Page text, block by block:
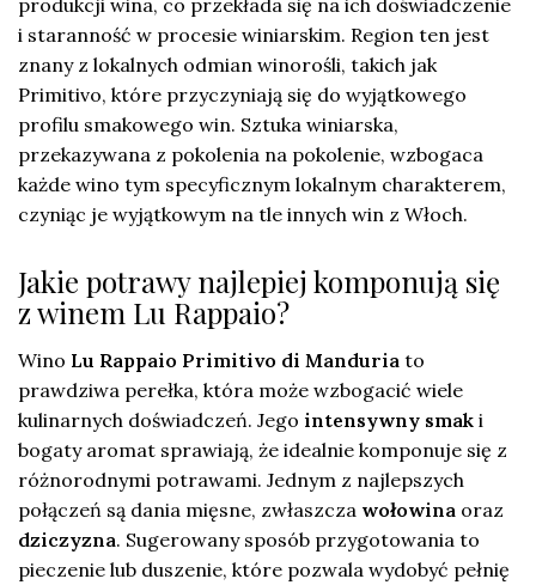
i staranność w procesie winiarskim. Region ten jest
znany z lokalnych odmian winorośli, takich jak
Primitivo, które przyczyniają się do wyjątkowego
profilu smakowego win. Sztuka winiarska,
przekazywana z pokolenia na pokolenie, wzbogaca
każde wino tym specyficznym lokalnym charakterem,
czyniąc je wyjątkowym na tle innych win z Włoch.
Jakie potrawy najlepiej komponują się
z winem Lu Rappaio?
Wino Lu Rappaio Primitivo di Manduria to
prawdziwa perełka, która może wzbogacić wiele
kulinarnych doświadczeń. Jego intensywny smak i
bogaty aromat sprawiają, że idealnie komponuje się z
różnorodnymi potrawami. Jednym z najlepszych
połączeń są dania mięsne, zwłaszcza wołowina oraz
dziczyzna. Sugerowany sposób przygotowania to
pieczenie lub duszenie, które pozwala wydobyć pełnię